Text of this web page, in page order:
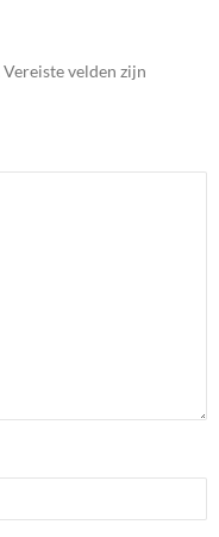
Vereiste velden zijn